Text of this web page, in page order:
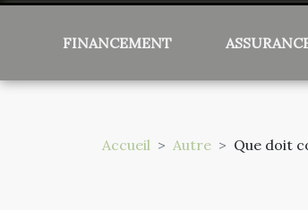
FINANCEMENT
Accueil Autre Que doit